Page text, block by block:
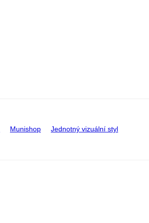
Munishop Jednotný vizuální styl